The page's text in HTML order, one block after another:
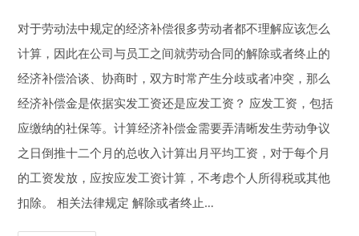
对于劳动法中规定的经济补偿很多劳动者都不理解应该怎么
计算，因此在公司与员工之间就劳动合同的解除或者终止的
经济补偿洽谈、协商时，双方时常产生分歧或者冲突，那么
经济补偿金是依据实发工资还是应发工资？ 应发工资，包括
应缴纳的社保等。计算经济补偿金需要弄清晰发生劳动争议
之日倒推十二个月的总收入计算出月平均工资，对于每个月
的工资发放，应按应发工资计算，不考虑个人所得税或其他
扣除。 相关法律规定 解除或者终止…